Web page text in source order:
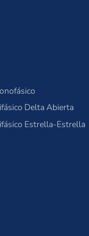
Delta Abierta
Estrella-Estrella